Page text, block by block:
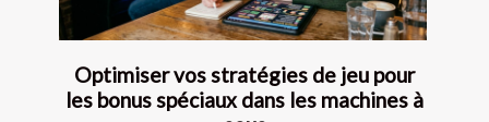
Optimiser vos stratégies de jeu pour
les bonus spéciaux dans les machines à